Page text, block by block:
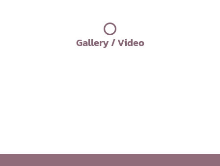
Gallery / Video